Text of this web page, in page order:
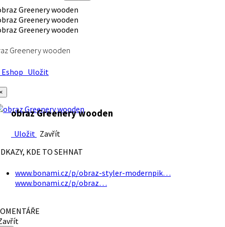
Greenery wooden
Uložit
obraz Greenery wooden
Uložit Zavřít
KDE TO SEHNAT
www.bonami.cz/p/obraz-styler-modernpik…
www.bonami.cz/p/obraz…